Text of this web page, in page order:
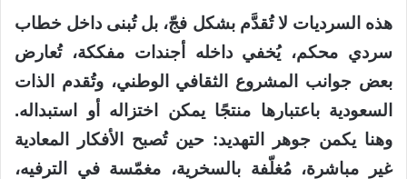
هذه السرديات لا تُقدَّم بشكل فجّ، بل تُبنى داخل خطاب
سردي محكم، يُخفي داخله أجندات مفككة، تُعارض
بعض جوانب المشروع الثقافي الوطني، وتُقدم الذات
السعودية باعتبارها منتجًا يمكن اختزاله أو استبداله.
وهنا يكمن جوهر التهديد: حين تُصبح الأفكار المعادية
غير مباشرة، مُغلّفة بالسخرية، مغمّسة في الترفيه،